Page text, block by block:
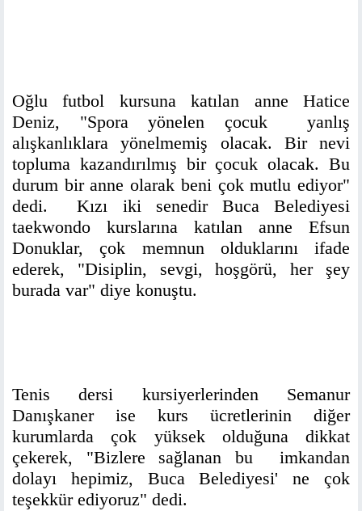
Oğlu futbol kursuna katılan anne Hatice
Deniz, "Spora yönelen çocuk yanlış
alışkanlıklara yönelmemiş olacak. Bir nevi
topluma kazandırılmış bir çocuk olacak. Bu
durum bir anne olarak beni çok mutlu ediyor"
dedi. Kızı iki senedir Buca Belediyesi
taekwondo kurslarına katılan anne Efsun
Donuklar, çok memnun olduklarını ifade
ederek, "Disiplin, sevgi, hoşgörü, her şey
burada var" diye konuştu.
Tenis dersi kursiyerlerinden Semanur
Danışkaner ise kurs ücretlerinin diğer
kurumlarda çok yüksek olduğuna dikkat
çekerek, "Bizlere sağlanan bu imkandan
dolayı hepimiz, Buca Belediyesi' ne çok
teşekkür ediyoruz" dedi.